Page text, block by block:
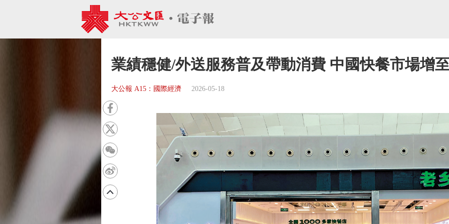
業績穩健/外送服務普及帶動消費 中國快餐市場增
大公報 A15：國際經濟 2026-05-18